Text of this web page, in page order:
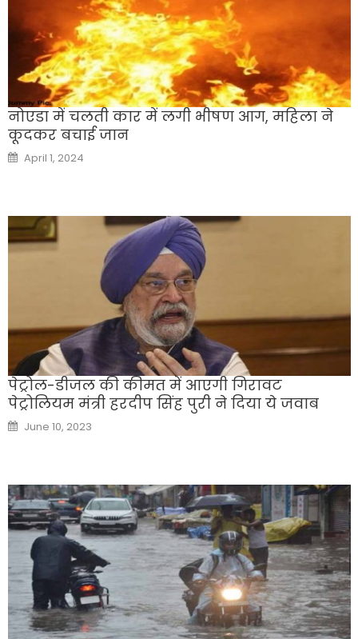
नोएडा में चलती कार में लगी भीषण आग, महिला ने
कूदकर बचाई जान
Posted
on
April 1, 2024
पेट्रोल-डीजल की कीमत में आएगी गिरावट
पेट्रोलियम मंत्री हरदीप सिंह पुरी ने दिया ये जवाब
Posted
on
June 10, 2023